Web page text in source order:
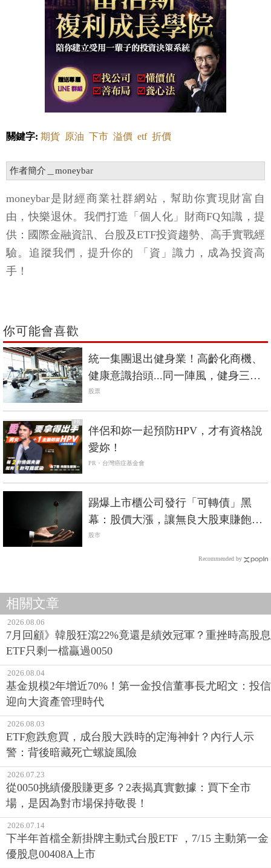
關鍵字: 期貨 原油 下市 溢價 etf 折價
作者簡介＿moneybar
moneybar是財經商業社群網站，幫助你實現財富自
由，快樂退休。我們打造「個人化」財商FQ知識，提
供：國際金融資訊、台股及ETF投資趨勢、高手實戰經
驗。追蹤我們，提升你的 「資」識力，成為投資高
手！
你可能會喜歡
統一集團退出健身業！高齡化商機、
健康意識抬頭...同一陣風，健身三巨
頭命運大不同？
股票
PR
伴侶和妳一起預防HPV，才有資格說
愛妳！
PR・台灣癌症基金會
踢爆上市櫃公司發行「可轉債」黑
幕：股價大漲，讓無良大股東賺飽，
小散戶只有賠錢的命
股市
Recommended by
相關文章
2026.08.06
7月回顧》韓股狂瀉22%竟還是績效冠軍？重挫時高股息
ETF只剩一檔贏過0050
2026.08.04
基金規模2年增近70%！第一金投信董事長尤昭文：投信
迎向大資產管理時代
2026.08.03
ETF愈跌愈買，成台股大跌時的定海神針？內行人示
警：背後暗藏死亡螺旋風險
2026.07.23
從0050挑績優股賺更多？2表揭真實數據：買下全市
場，是因為對市場保持敬畏！
2026.07.14
下半年首檔全新掛牌主動式台股ETF ，7/15 主動第一金
優股息00408A上市